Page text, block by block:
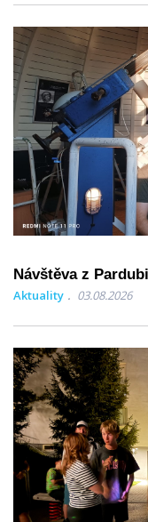
Návštěva z
Aktuality 03.08.2026